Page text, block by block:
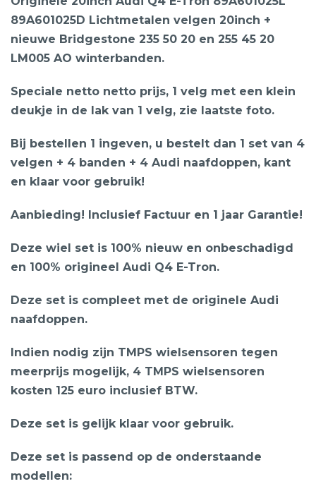
89A601025D Lichtmetalen velgen 20inch +
nieuwe Bridgestone 235 50 20 en 255 45 20
LM005 AO winterbanden.
Speciale netto netto prijs, 1 velg met een klein
deukje in de lak van 1 velg, zie laatste foto.
Bij bestellen 1 ingeven, u bestelt dan 1 set van 4
velgen + 4 banden + 4 Audi naafdoppen, kant
en klaar voor gebruik!
Aanbieding! Inclusief Factuur en 1 jaar Garantie!
Deze wiel set is 100% nieuw en onbeschadigd
en 100% origineel Audi Q4 E-Tron.
Deze set is compleet met de originele Audi
naafdoppen.
Indien nodig zijn TMPS wielsensoren tegen
meerprijs mogelijk, 4 TMPS wielsensoren
kosten 125 euro inclusief BTW.
Deze set is gelijk klaar voor gebruik.
Deze set is passend op de onderstaande
modellen: